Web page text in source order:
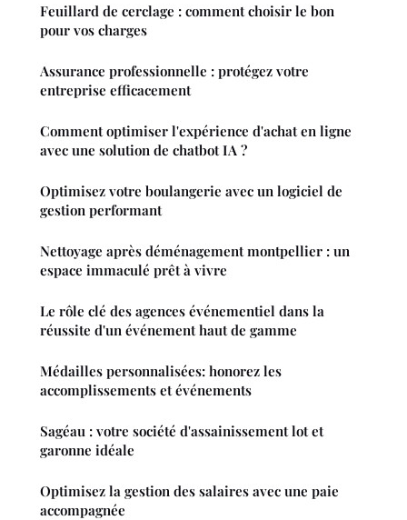
Feuillard de cerclage : comment choisir le bon
pour vos charges
Assurance professionnelle : protégez votre
entreprise efficacement
Comment optimiser l'expérience d'achat en ligne
avec une solution de chatbot IA ?
Optimisez votre boulangerie avec un logiciel de
gestion performant
Nettoyage après déménagement montpellier : un
espace immaculé prêt à vivre
Le rôle clé des agences événementiel dans la
réussite d'un événement haut de gamme
Médailles personnalisées: honorez les
accomplissements et événements
Sagéau : votre société d'assainissement lot et
garonne idéale
Optimisez la gestion des salaires avec une paie
accompagnée